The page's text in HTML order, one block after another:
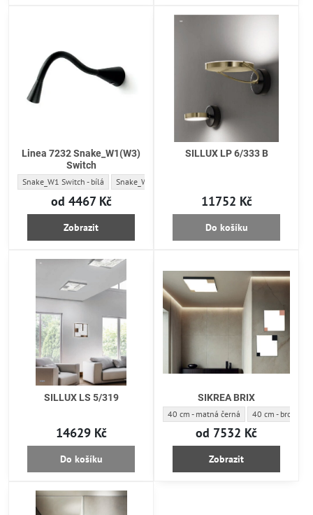
Linea 7232 Snake_W1(W3)
Switch
Linea 7232 Snake_W1(W3) Switch - Typ - barva:
Snake_W1 Switch - bílá Linea 7232 Snake_W1(W3) Switch - Typ - barva:
Snake_W1 Switch - černá
od 4467 Kč
Zobrazit
SILLUX LP 6/333 B
11752 Kč
Do košíku
SILLUX LS 5/319
14629 Kč
Do košíku
SIKREA BRIX
SIKREA BRIX - Průměr-Barva:
40 cm - matná černá SIKREA BRIX -
40 cm -
od 7532 Kč
Zobrazit